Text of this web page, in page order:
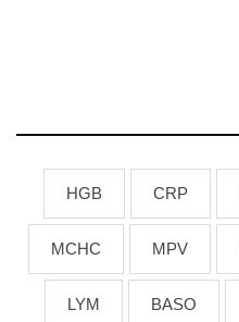
CRP
HGB
MPV
MCHC
BASO
LYM